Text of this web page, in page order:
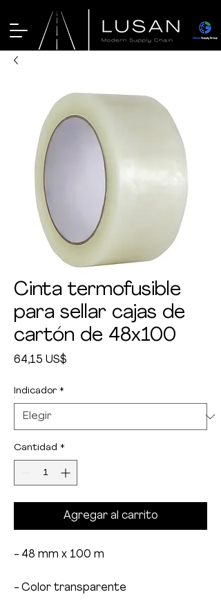
Cinta termofusible
para sellar cajas de
cartón de 48x100
64,15 US$
Indicador *
Cantidad *
Agregar al carrito
- 48 mm x 100 m
- Color transparente